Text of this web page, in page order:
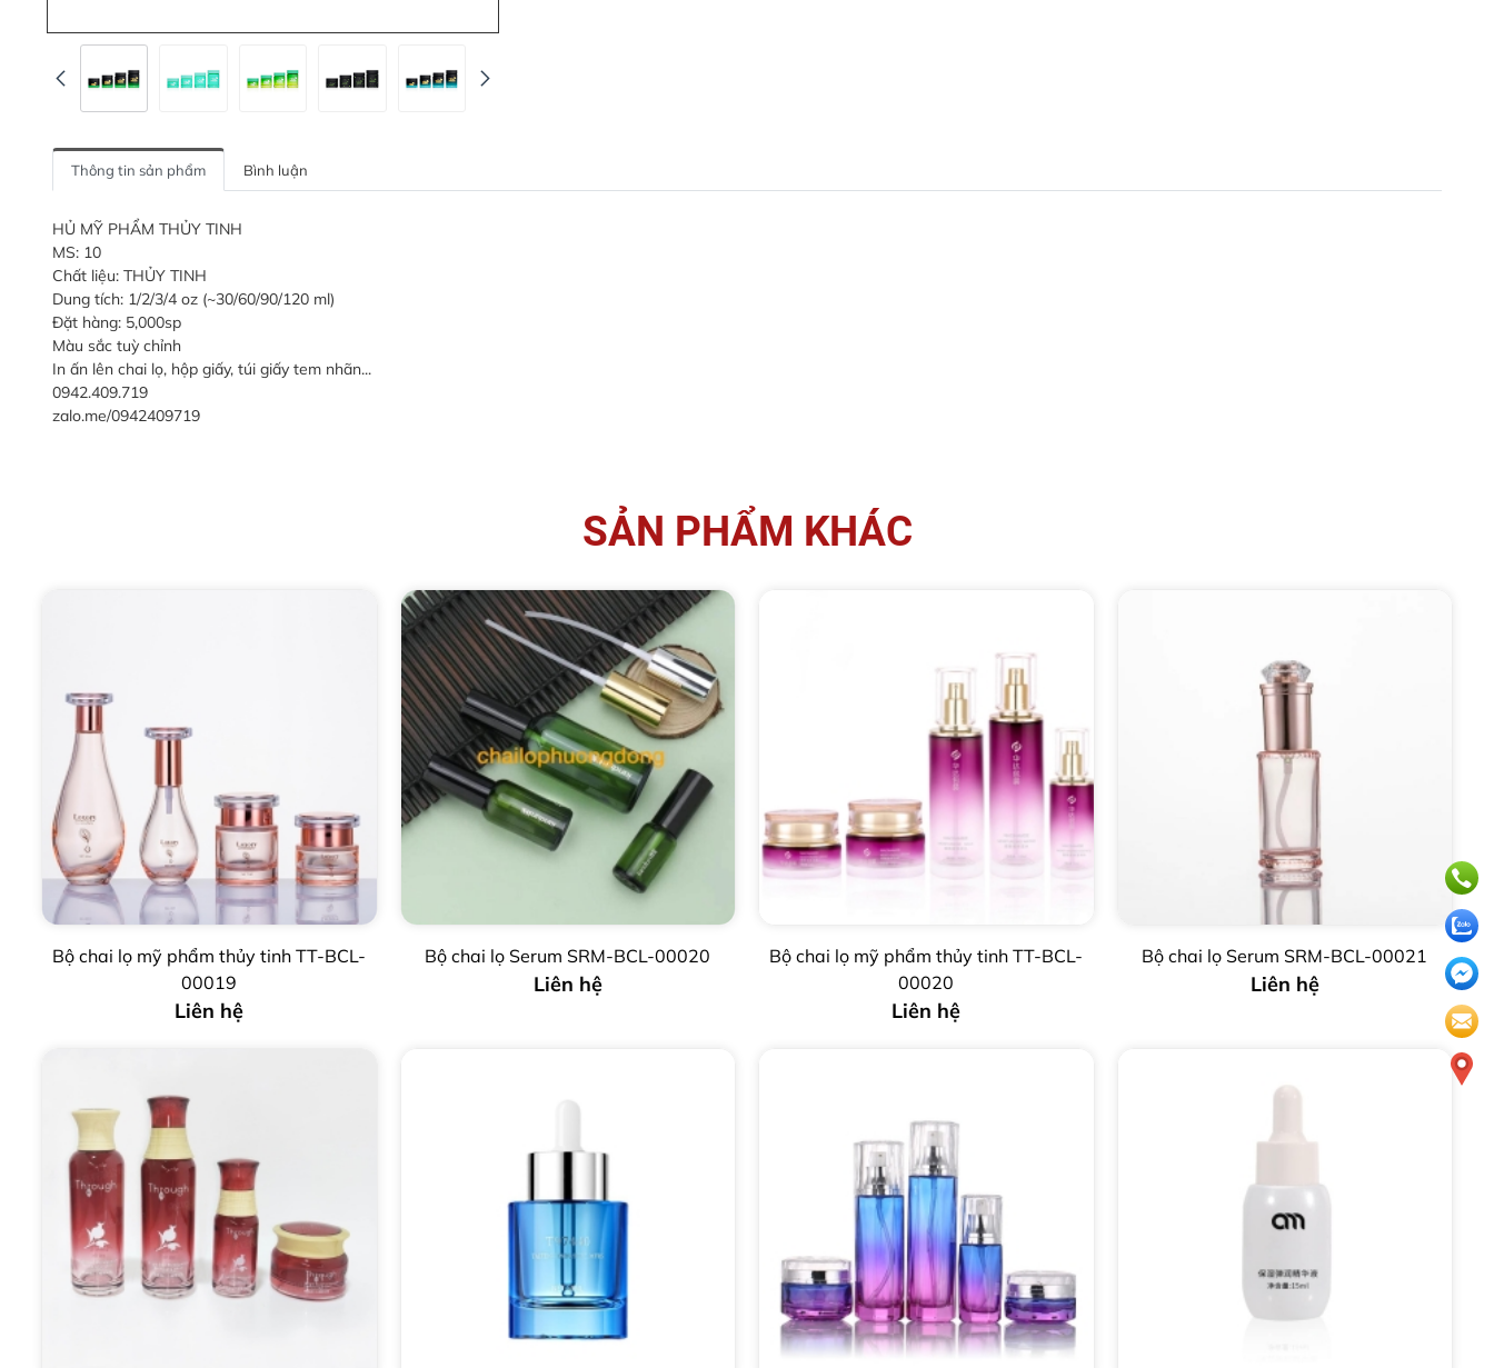
Thông tin sản phẩm Bình luận
HỦ MỸ PHẨM THỦY TINH
MS: 10
Chất liệu: THỦY TINH
Dung tích: 1/2/3/4 oz (~30/60/90/120 ml)
Đặt hàng: 5,000sp
Màu sắc tuỳ chỉnh
In ấn lên chai lọ, hộp giấy, túi giấy tem nhãn...
0942.409.719
zalo.me/0942409719
SẢN PHẨM KHÁC
Bộ chai lọ mỹ phẩm thủy tinh TT-BCL-
00019
Liên hệ
Bộ chai lọ Serum SRM-BCL-00020
Liên hệ
Bộ chai lọ mỹ phẩm thủy tinh TT-BCL-
00020
Liên hệ
Bộ chai lọ Serum SRM-BCL-00021
Liên hệ